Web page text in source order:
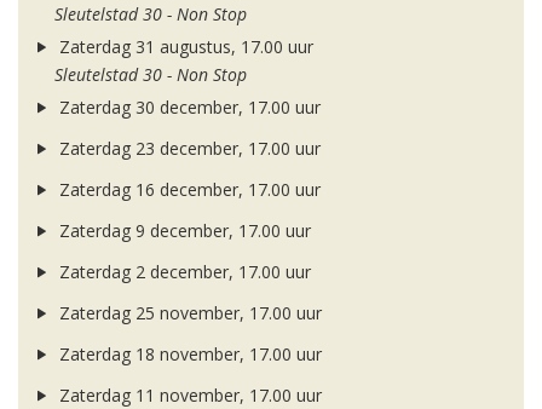
Sleutelstad 30 - Non Stop
Zaterdag 31 augustus, 17.00 uur
Sleutelstad 30 - Non Stop
Zaterdag 30 december, 17.00 uur
Zaterdag 23 december, 17.00 uur
Zaterdag 16 december, 17.00 uur
Zaterdag 9 december, 17.00 uur
Zaterdag 2 december, 17.00 uur
Zaterdag 25 november, 17.00 uur
Zaterdag 18 november, 17.00 uur
Zaterdag 11 november, 17.00 uur